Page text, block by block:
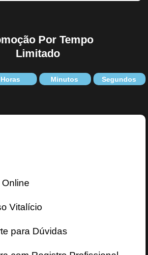
Por Tempo
Limitado
Horas Minutos Segundos
Vitalício
para Dúvidas